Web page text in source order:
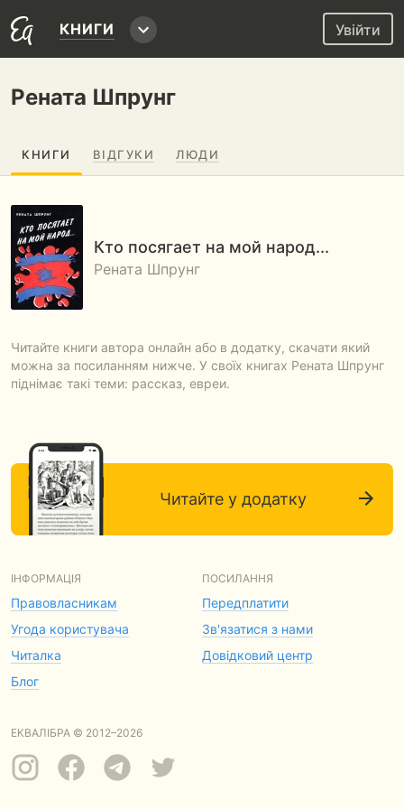
КНИГИ Увійти
Рената Шпрунг
КНИГИ ВІДГУКИ ЛЮДИ
Кто посягает на мой народ...
Рената Шпрунг
Читайте книги автора онлайн або в додатку, скачати який
можна за посиланням нижче. У своїх книгах Рената Шпрунг
піднімає такі теми: рассказ, евреи.
Читайте у додатку
ІНФОРМАЦІЯ
Правовласникам
Угода користувача
Читалка
Блог
ПОСИЛАННЯ
Передплатити
Зв'язатися з нами
Довідковий центр
ЕКВАЛІБРА © 2012–2026